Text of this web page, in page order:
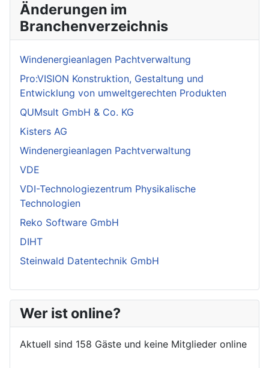
Änderungen im
Branchenverzeichnis
Windenergieanlagen Pachtverwaltung
Pro:VISION Konstruktion, Gestaltung und
Entwicklung von umweltgerechten Produkten
QUMsult GmbH & Co. KG
Kisters AG
Windenergieanlagen Pachtverwaltung
VDE
VDI-Technologiezentrum Physikalische
Technologien
Reko Software GmbH
DIHT
Steinwald Datentechnik GmbH
Wer ist online?
Aktuell sind 158 Gäste und keine Mitglieder online